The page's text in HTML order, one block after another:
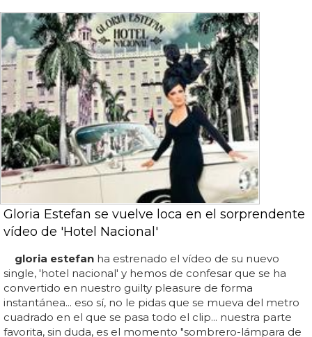
Gloria Estefan se vuelve loca en el sorprendente
vídeo de 'Hotel Nacional'
gloria estefan ha estrenado el vídeo de su nuevo
single, 'hotel nacional' y hemos de confesar que se ha
convertido en nuestro guilty pleasure de forma
instantánea... eso sí, no le pidas que se mueva del metro
cuadrado en el que se pasa todo el clip... nuestra parte
favorita, sin duda, es el momento "sombrero-lámpara de